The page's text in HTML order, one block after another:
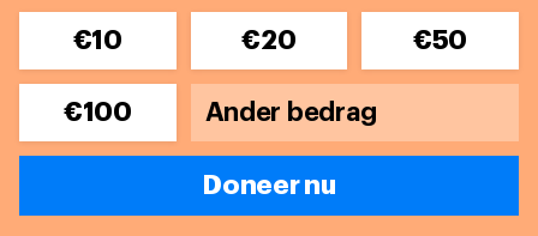
€10 €20 €50
€100
Doneer nu